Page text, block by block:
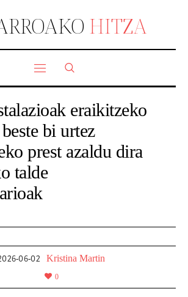
HITZA
eraikitzeko
bi urtez
prest azaldu dira
talde
06-02 Kristina Martin
0